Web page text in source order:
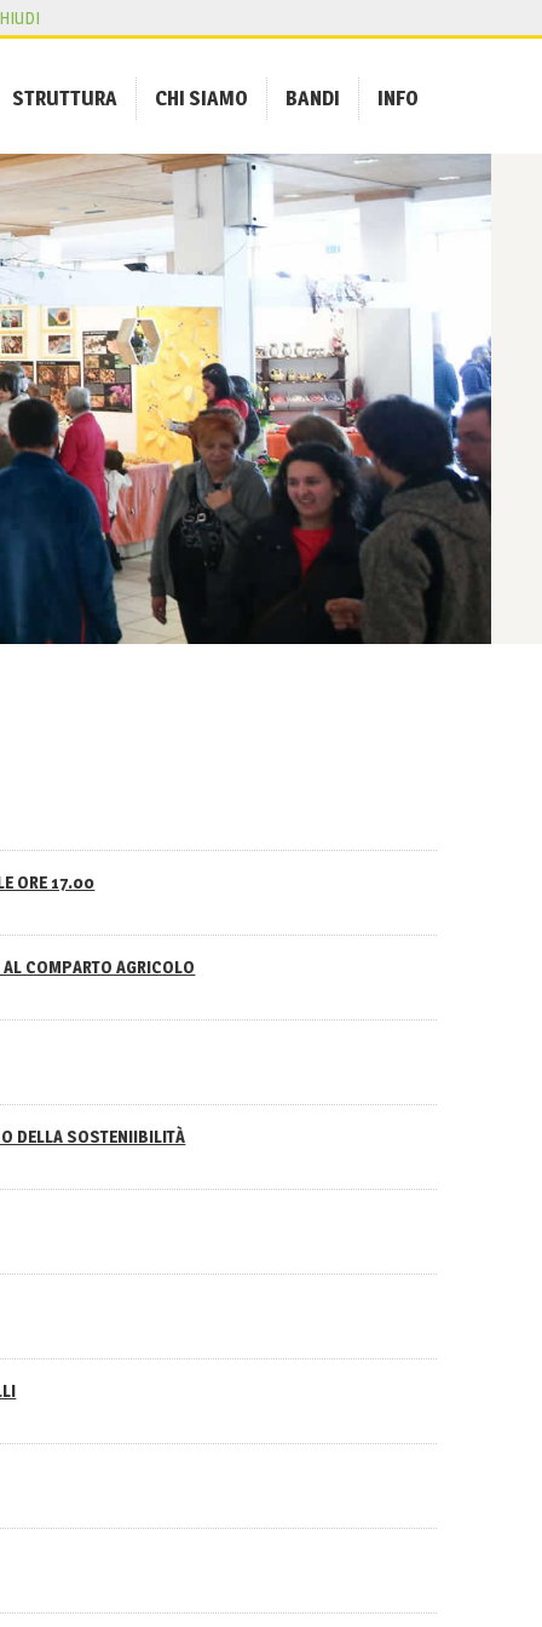
STRUTTURA CHI SIAMO BANDI INFO
ORE 17.00
COMPARTO AGRICOLO
DELLA SOSTENIIBILITÀ